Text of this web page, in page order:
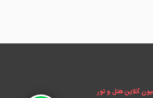
آنلاین هتل و تور